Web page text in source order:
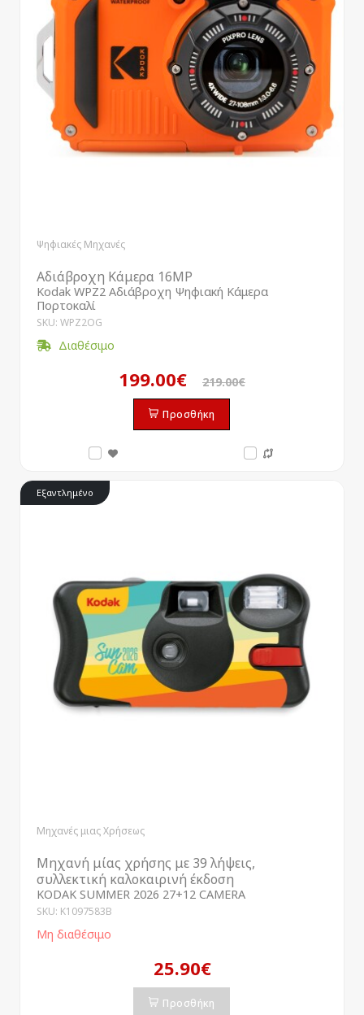
Ψηφιακές Μηχανές
Αδιάβροχη Κάμερα 16MP
Kodak WPZ2 Αδιάβροχη Ψηφιακή Κάμερα
Πορτοκαλί
SKU: WPZ2OG
Διαθέσιμο
199.00€ 219.00€
Προσθήκη
Εξαντλημένο
Μηχανές μιας Χρήσεως
Μηχανή μίας χρήσης με 39 λήψεις,
συλλεκτική καλοκαιρινή έκδοση
KODAK SUMMER 2026 27+12 CAMERA
SKU: K1097583B
Μη διαθέσιμο
25.90€
Προσθήκη